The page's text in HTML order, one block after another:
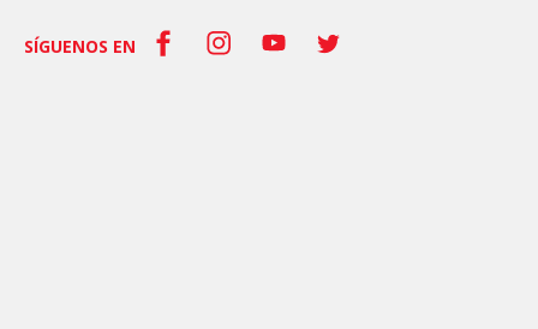
SÍGUENOS EN